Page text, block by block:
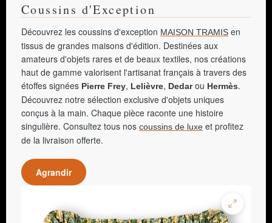
Coussins d'Exception
Découvrez les coussins d'exception MAISON TRAMIS en
tissus de grandes maisons d'édition. Destinées aux
amateurs d'objets rares et de beaux textiles, nos créations
haut de gamme valorisent l'artisanat français à travers des
étoffes signées Pierre Frey, Lelièvre, Dedarou Hermès.
Découvrez notre sélection exclusive d'objets uniques
conçus à la main. Chaque pièce raconte une histoire
singulière. Consultez tous nos coussins de luxe et profitez
de la livraison offerte.
Agrandir